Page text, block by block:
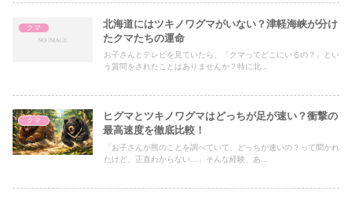
クマ
北海道にはツキノワグマがいない？津軽海峡が分け
たクマたちの運命
お子さんとテレビを見ていたら、「クマってどこにいるの？」とい
う質問をされたことはありませんか？特に北...
クマ
ヒグマとツキノワグマはどっちが足が速い？衝撃の
最高速度を徹底比較！
「お子さんが熊のことを調べていて、どっちが速いの？って聞かれ
たけど、正直わからない…」そんな経験、あ...